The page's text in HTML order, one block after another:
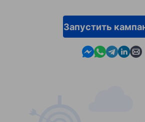
Запустить
Contact us in
Contact us in
Contact